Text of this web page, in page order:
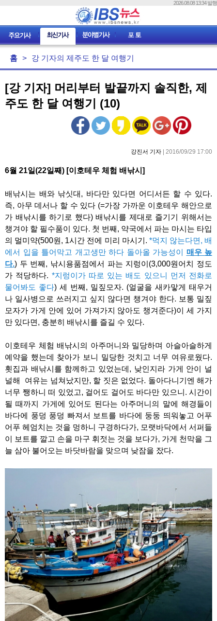
2026.08.08 13:34 발행
홈 > 강 기자의 제주도 한 달 여행기
[강 기자] 머리부터 발끝까지 솔직한, 제
주도 한 달 여행기 (10)
강진서 기자 | 2016/09/29 17:00
6월 21일(22일째) [이호테우 체험 배낚시]
배낚시는 배와 낚싯대, 바다만 있다면 어디서든 할 수 있다.
즉, 아무 데서나 할 수 있다 (=가장 가까운 이호테우 해안으로
가 배낚시를 하기로 했다) 배낚시를 제대로 즐기기 위해서는
챙겨야 할 필수품이 있다. 첫 번째, 약국에서 파는 마시는 타입
의 멀미약(500원, 1시간 전에 미리 마시기. *먹지 않는다면, 배
에서 입을 틀어막고 개고생만 하다 돌아올 가능성이
매우 높
다.) 두 번째, 낚시용품점에서 파는 지렁이(3,000원어치 정도
가 적당하다. *지렁이가 따로 있는 배도 있으니 먼저 전화로
물어봐도 좋다) 세 번째, 밀짚모자. (얼굴을 새카맣게 태우거
나 일사병으로 쓰러지고 싶지 않다면 챙겨야 한다. 보통 밀짚
모자가 가게 안에 있어 가져가지 않아도 챙겨준다)이 세 가지
만 있다면, 충분히 배낚시를 즐길 수 있다.
이호테우 체험 배낚시의 아주머니와 밀당하며 아슬아슬하게
예약을 했는데 찾아가 보니 밀당한 것치고 너무 여유로웠다.
횟집과 배낚시를 함께하고 있었는데, 낮인지라 가게 안이 널
널해 여유는 넘쳐났지만, 할 짓은 없었다. 돌아다니기엔 해가
너무 쨍하니 떠 있었고, 걸어도 걸어도 바다만 있으니. 시간이
될 때까지 가게에 있어도 된다는 아주머니의 말에 해경들이
바다에 풍덩 풍덩 빠져서 보트를 바다에 둥둥 띄워놓고 어푸
어푸 헤엄치는 것을 멍하니 구경하다가, 모랫바닥에서 서퍼들
이 보트를 깔고 손을 마구 휘젓는 것을 보다가, 가게 천막을 그
늘 삼아 불어오는 바닷바람을 맞으며 낮잠을 잤다.